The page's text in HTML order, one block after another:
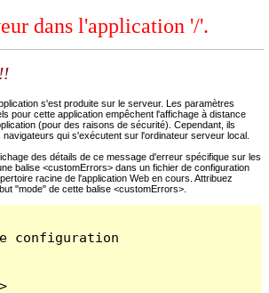
dans l'application '/'.
s'est produite sur le serveur. Les paramètres
pour cette application empêchent l'affichage à distance
(pour des raisons de sécurité). Cependant, ils
qui s'exécutent sur l'ordinateur serveur local.
des détails de ce message d'erreur spécifique sur les
balise <customErrors> dans un fichier de configuration
racine de l'application Web en cours. Attribuez
"mode" de cette balise <customErrors>.
configuration